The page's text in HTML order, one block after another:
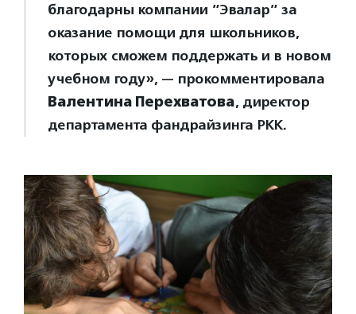
благодарны компании ”Эвалар” за
оказание помощи для школьников,
которых сможем поддержать и в новом
учебном году», — прокомментировала
Валентина Перехватова, директор
департамента фандрайзинга РКК.